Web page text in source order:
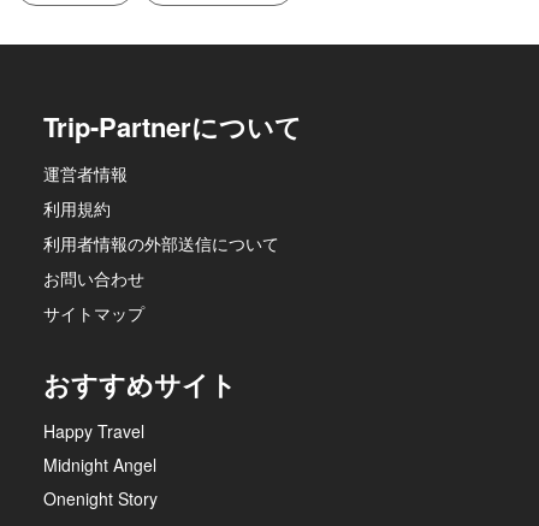
Trip-Partnerについて
運営者情報
利用規約
利用者情報の外部送信について
お問い合わせ
サイトマップ
おすすめサイト
Happy Travel
Midnight Angel
Onenight Story